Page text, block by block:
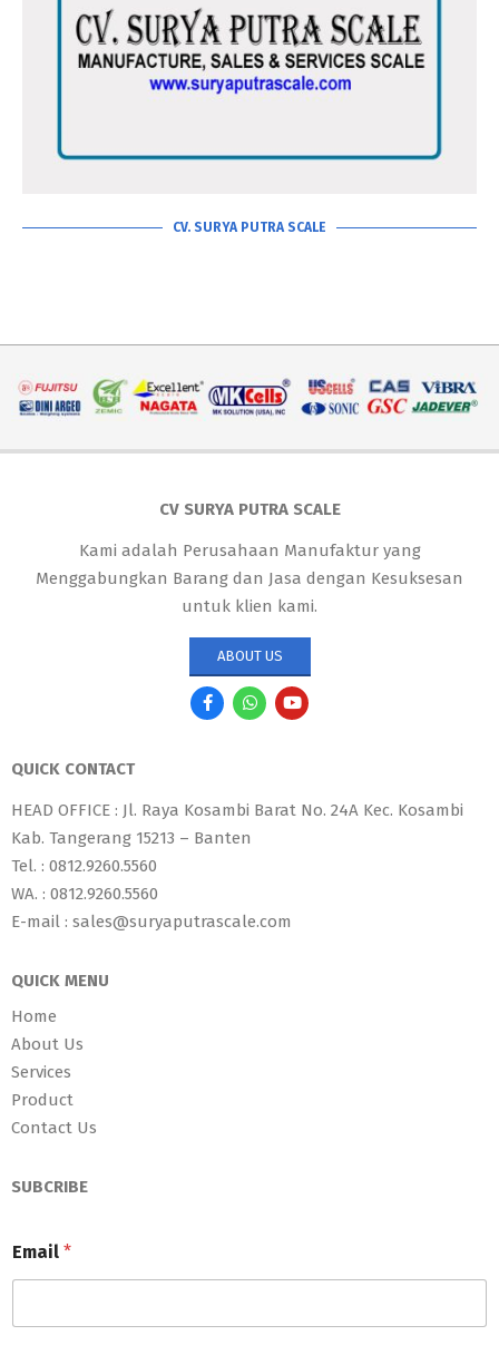
CV. SURYA PUTRA SCALE
CV SURYA PUTRA SCALE
Kami adalah Perusahaan Manufaktur yang
Menggabungkan Barang dan Jasa dengan Kesuksesan
untuk klien kami.
ABOUT US
QUICK CONTACT
HEAD OFFICE : Jl. Raya Kosambi Barat No. 24A Kec. Kosambi
Kab. Tangerang 15213 – Banten
Tel. : 0812.9260.5560
WA. : 0812.9260.5560
E-mail : sales@suryaputrascale.com
QUICK MENU
Home
About Us
Services
Product
Contact Us
SUBCRIBE
Email *